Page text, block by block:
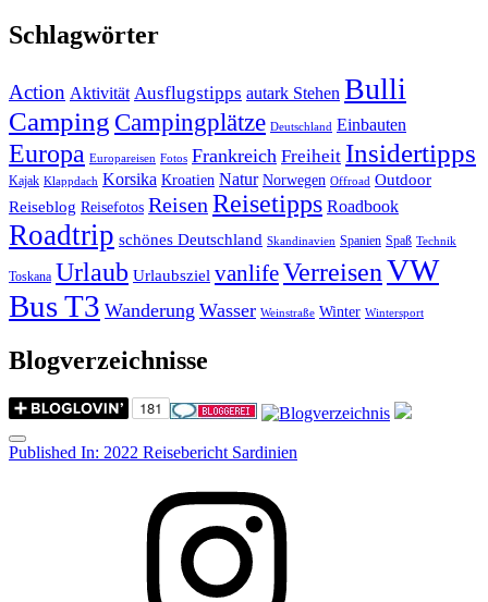
Schlagwörter
Action Aktivität Ausflugstipps autark Stehen Bulli
Camping Campingplätze Deutschland Einbauten
Europa Europareisen Fotos Frankreich Freiheit Insidertipps
Kajak Klappdach Korsika Kroatien Natur Norwegen Offroad Outdoor
Reiseblog Reisefotos ReisenReisetipps Roadbook
Roadtrip schönes Deutschland Skandinavien Spanien Spaß Technik
Toskana Urlaub Urlaubsziel vanlifeVerreisenVW
Bus T3 Wanderung Wasser Weinstraße Winter Wintersport
Blogverzeichnisse
Menu
Post
Published In: 2022 Reisebericht Sardinien